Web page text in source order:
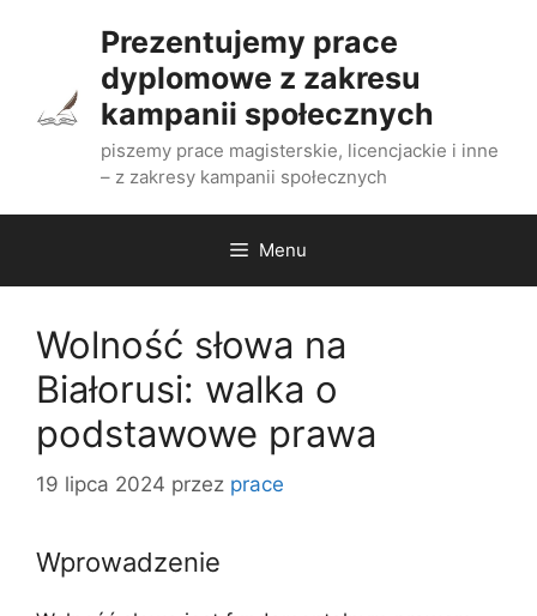
Prezentujemy prace
dyplomowe z zakresu
kampanii społecznych
piszemy prace magisterskie, licencjackie i inne
– z zakresy kampanii społecznych
Menu
Wolność słowa na
Białorusi: walka o
podstawowe prawa
19 lipca 2024 przez prace
Wprowadzenie